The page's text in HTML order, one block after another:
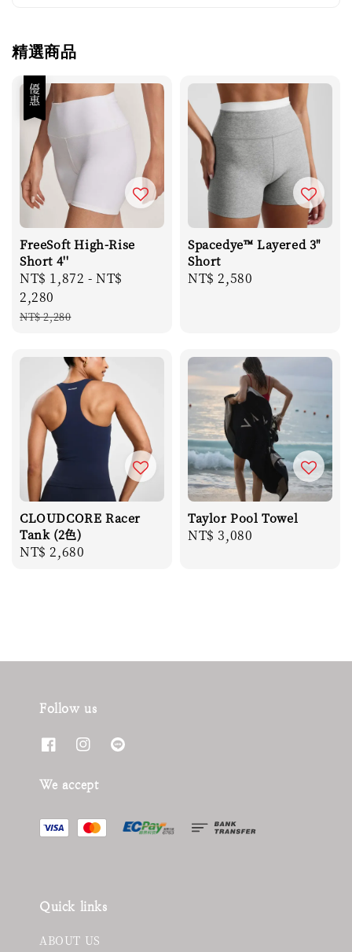
精選商品
優惠
FreeSoft High-Rise
Short 4''
Sale
price
NT$ 1,872 -NT$
2,280
Regular
NT$ 2,280
Spacedye™ Layered 3"
Short
Regular
NT$ 2,580
CLOUDCORE Racer
Tank (2色)
Regular
NT$ 2,680
Taylor Pool Towel
Regular
NT$ 3,080
Follow us
We accept
Quick links
ABOUT US